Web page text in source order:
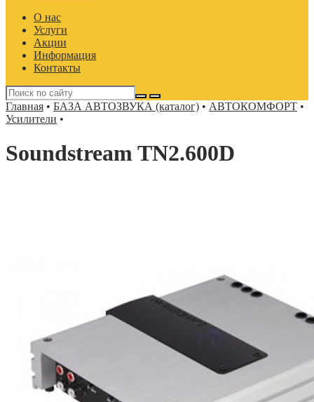
О нас
Услуги
Акции
Информация
Контакты
Главная • БАЗА АВТОЗВУКА (каталог) • АВТОКОМФОРТ •
Усилители •
Soundstream TN2.600D